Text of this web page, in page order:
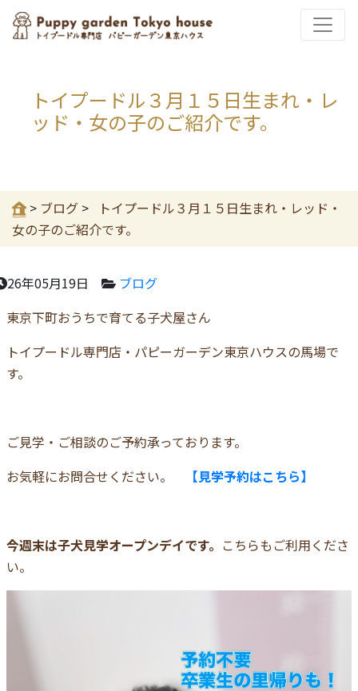
トイプードル３月１５日生まれ・レ
ッド・女の子のご紹介です。
> ブログ >
トイプードル３月１５日生まれ・レッド・
女の子のご紹介です。
26年05月19日
ブログ
東京下町おうちで育てる子犬屋さん
トイプードル専門店・パピーガーデン東京ハウスの馬場で
す。
ご見学・ご相談のご予約承っております。
お気軽にお問合せください。
【見学予約はこちら】
今週末は子犬見学オープンデイです。 こちらもご利用くださ
い。